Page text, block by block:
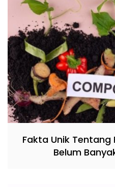
Fakta Unik
Belum